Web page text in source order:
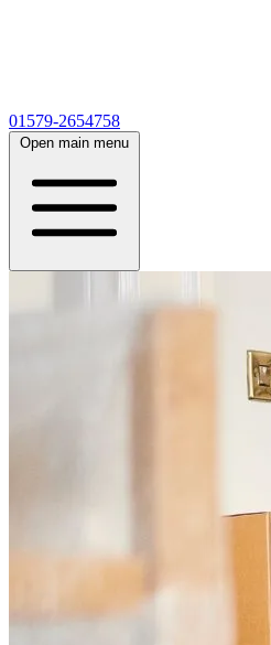
01579-2654758
Open main menu